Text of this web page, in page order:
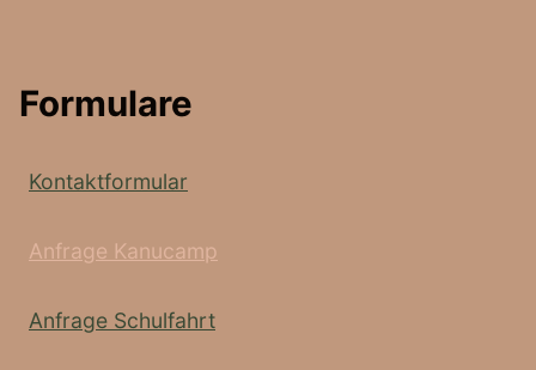
Formulare
Kontaktformular
Anfrage Kanucamp
Anfrage Schulfahrt